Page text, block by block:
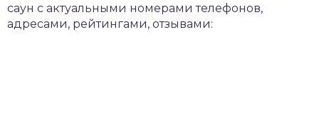
саун с актуальными номерами телефонов,
адресами, рейтингами, отзывами: